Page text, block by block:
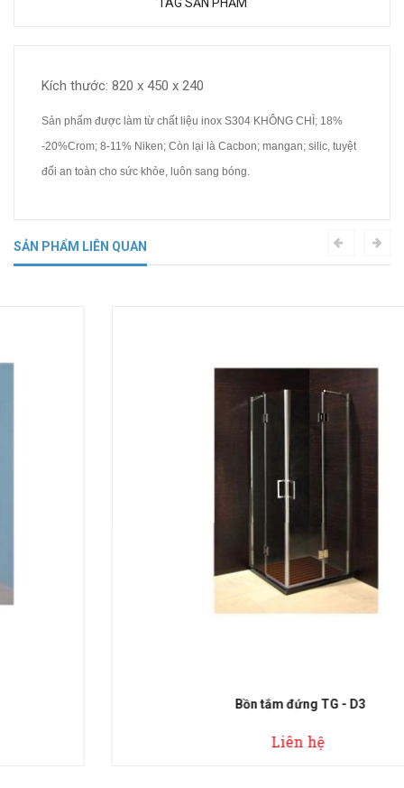
Kích thước: 820 x 450 x 240
Sản phẩm được làm từ chất liệu inox S304 KHÔNG CHÌ; 18%
-20%Crom; 8-11% Niken; Còn lại là Cacbon; mangan; silic, tuyệt
đối an toàn cho sức khỏe, luôn sang bóng.
SẢN PHẨM LIÊN QUAN
Bồn tắm đứng TG - D3